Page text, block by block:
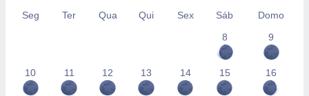
Seg Ter Qua Qui Sex Sáb
Domo
8
9
10 11 12 13 14 15 16